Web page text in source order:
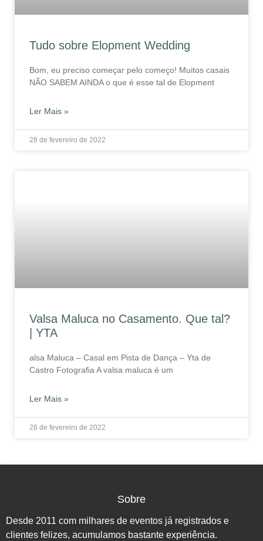
Tudo sobre Elopment Wedding
Bom, eu preciso começar pelo começo! Muitos casais
NÃO SABEM AINDA o que é esse tal de Elopment
Ler Mais »
28 de fevereiro de 2022
Valsa Maluca no Casamento. Que tal?
| YTA
alsa Maluca – Casal em Pista de Dança – Yta de
Castro Fotografia A valsa maluca é um
Ler Mais »
28 de fevereiro de 2022
Sobre
Desde 2011 com milhares de eventos já registrados e
clientes felizes, acumulamos bastante experiência.